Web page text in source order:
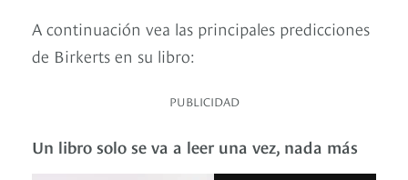
A continuación vea las principales predicciones
de Birkerts en su libro:
PUBLICIDAD
Un libro solo se va a leer una vez, nada más